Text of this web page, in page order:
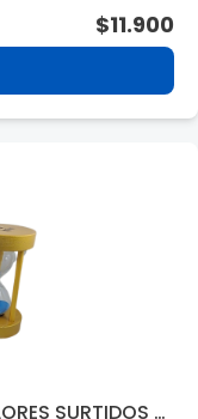
$11.900
SURTIDOS 4